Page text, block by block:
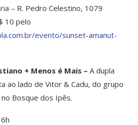
– R. Pedro Celestino, 1079
10 pelo
evento/sunset-amanut-
+ Menos é Mais – A dupla
ao lado de Vitor & Cadu, do grupo
Bosque dos Ipês.